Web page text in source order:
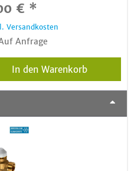
€ *
Versandkosten
Anfrage
In den Warenkorb